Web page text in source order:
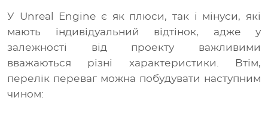
У Unreal Engine є як плюси, так і мінуси, які
мають індивідуальний відтінок, адже у
залежності від проекту важливими
вважаються різні характеристики. Втім,
перелік переваг можна побудувати наступним
чином: